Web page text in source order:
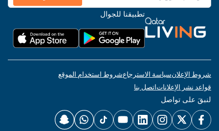
تطبيقنا للجوال
شروط الإعلانسياسة الاسترجاعشروط استخدام الموقع
قواعد نشر الإعلاناتاتصل بنا
لنبقَ على تواصل